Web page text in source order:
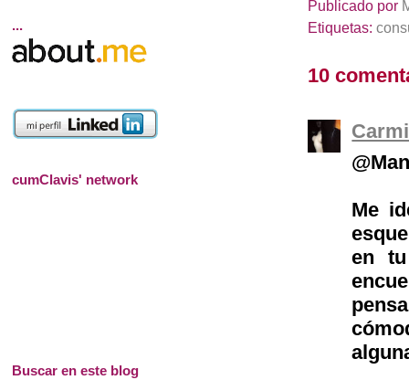
Publicado por
Etiquetas:
10
Me
en
...
cumClavis' network
Buscar en este blog